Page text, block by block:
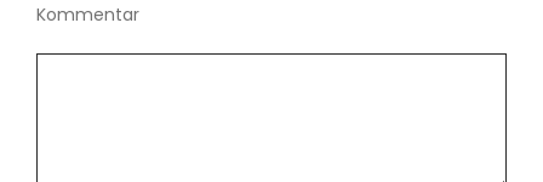
Kommentar